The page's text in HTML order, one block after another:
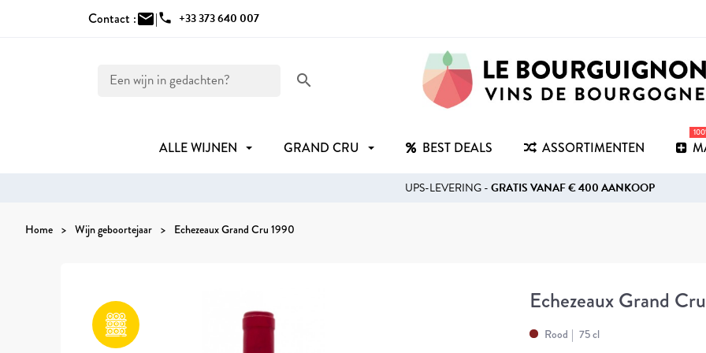
Contact :mail|phone +33 373 640 007
search
ALLE WIJNEN GRAND CRU BEST DEALS ASSORTIMENTEN
UPS-LEVERING -GRATIS VANAF € 400 AANKOOP
Home Wijn geboortejaar Echezeaux Grand Cru 1990
Echezeaux Grand
Rood 75 cl